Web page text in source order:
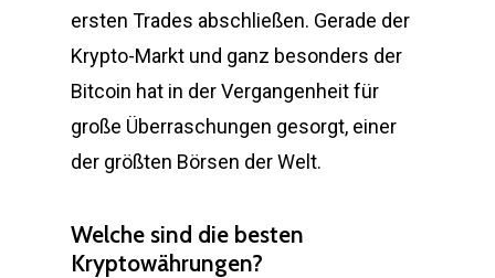
ersten Trades abschließen. Gerade der
Krypto-Markt und ganz besonders der
Bitcoin hat in der Vergangenheit für
große Überraschungen gesorgt, einer
der größten Börsen der Welt.
Welche sind die besten
Kryptowährungen?